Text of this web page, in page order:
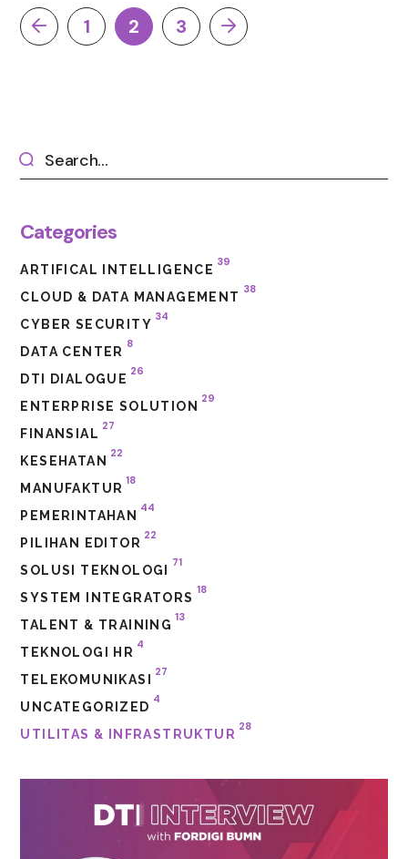
1 2 3
Categories
ARTIFICAL INTELLIGENCE
39
CLOUD & DATA MANAGEMENT
38
CYBER SECURITY
34
DATA CENTER
8
DTI DIALOGUE
26
ENTERPRISE SOLUTION
29
FINANSIAL
27
KESEHATAN
22
MANUFAKTUR
18
PEMERINTAHAN
44
PILIHAN EDITOR
22
SOLUSI TEKNOLOGI
71
SYSTEM INTEGRATORS
18
TALENT & TRAINING
13
TEKNOLOGI HR
4
TELEKOMUNIKASI
27
UNCATEGORIZED
4
UTILITAS & INFRASTRUKTUR
28